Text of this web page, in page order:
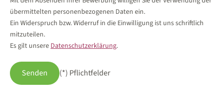
übermittelten personenbezogenen Daten ein.
Ein Widerspruch bzw. Widerruf in die Einwilligung ist uns schriftlich
mitzuteilen.
Es gilt unsereDatenschutzerklärung.
Senden (*) Pflichtfelder